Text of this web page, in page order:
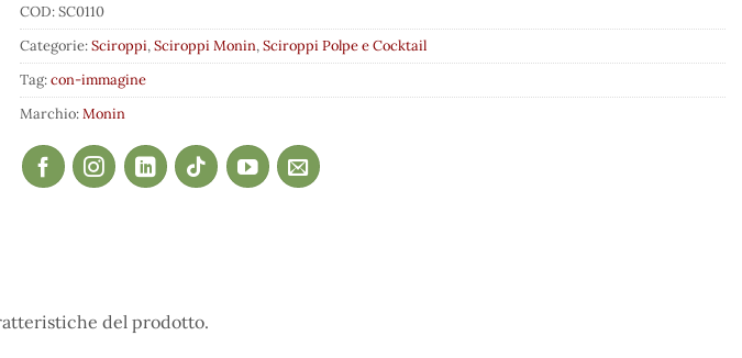
COD:SC0110
Categorie:Sciroppi,Sciroppi Monin,Sciroppi Polpe e Cocktail
Tag:con-immagine
Marchio:Monin
del prodotto.